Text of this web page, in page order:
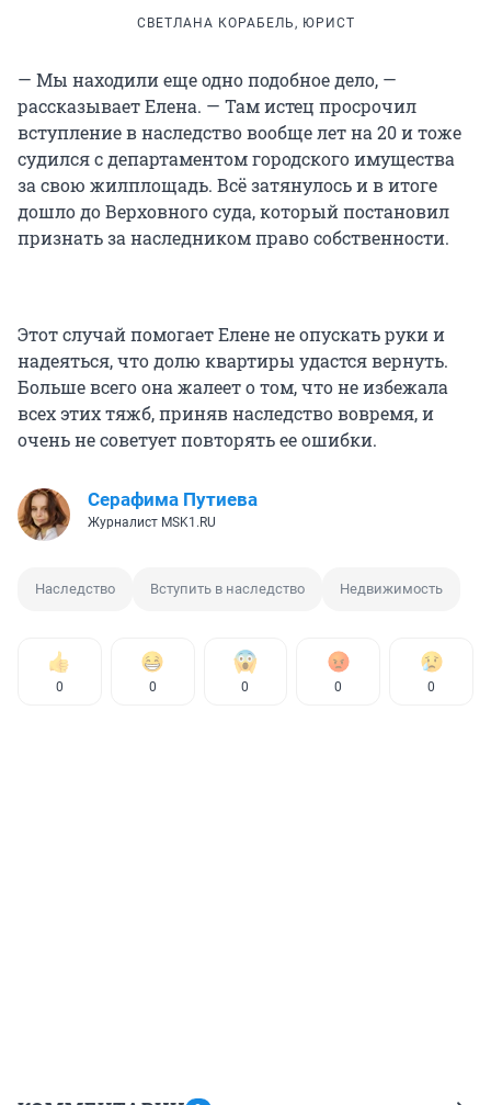
СВЕТЛАНА КОРАБЕЛЬ, ЮРИСТ
— Мы находили еще одно подобное дело, —
рассказывает Елена. — Там истец просрочил
вступление в наследство вообще лет на 20 и тоже
судился с департаментом городского имущества
за свою жилплощадь. Всё затянулось и в итоге
дошло до Верховного суда, который постановил
признать за наследником право собственности.
Этот случай помогает Елене не опускать руки и
надеяться, что долю квартиры удастся вернуть.
Больше всего она жалеет о том, что не избежала
всех этих тяжб, приняв наследство вовремя, и
очень не советует повторять ее ошибки.
Серафима Путиева
Журналист MSK1.RU
Наследство Вступить в наследство Недвижимость
0 0 0 0 0